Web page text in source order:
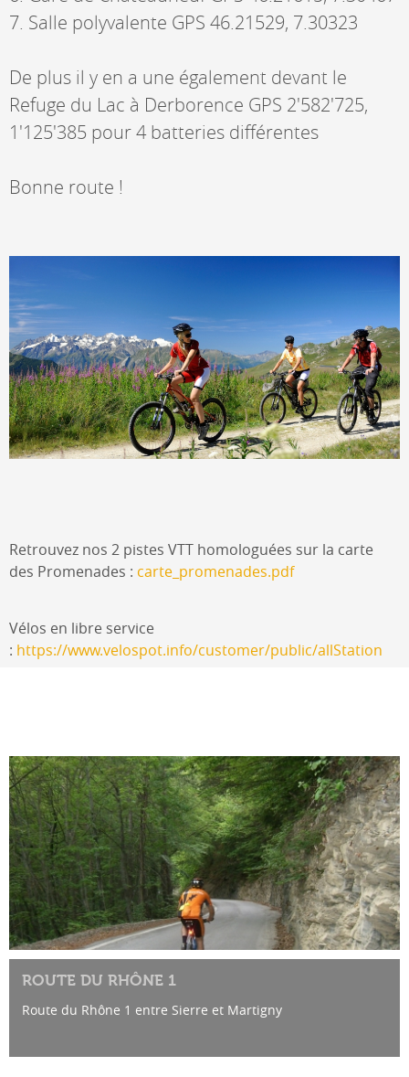
7. Salle polyvalente GPS 46.21529, 7.30323
De plus il y en a une également devant le
Refuge du Lac à Derborence GPS 2'582'725,
1'125'385 pour 4 batteries différentes
Bonne route !
Retrouvez nos 2 pistes VTT homologuées sur la carte
des Promenades : carte_promenades.pdf
Vélos en libre service
: https://www.velospot.info/customer/public/allStation
ROUTE DU RHÔNE 1
Route du Rhône 1 entre Sierre et Martigny